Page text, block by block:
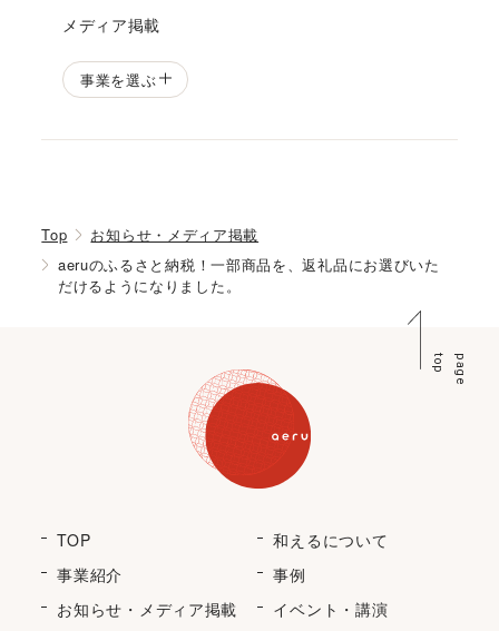
メディア掲載
事業を選ぶ
Top
お知らせ・メディア掲載
aeruのふるさと納税！一部商品を、返礼品にお選びいた
だけるようになりました。
p
a
g
e
t
o
p
TOP
和えるについて
事業紹介
事例
お知らせ・メディア掲載
イベント・講演